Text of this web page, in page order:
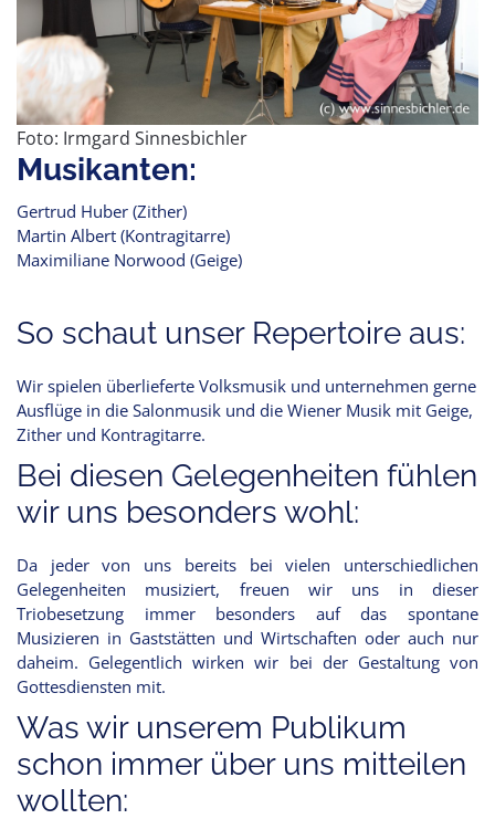
Foto: Irmgard Sinnesbichler
Musikanten:
Gertrud Huber (Zither)
Martin Albert (Kontragitarre)
Maximiliane Norwood (Geige)
So schaut unser Repertoire aus:
Wir spielen überlieferte Volksmusik und unternehmen gerne
Ausflüge in die Salonmusik und die Wiener Musik mit Geige,
Zither und Kontragitarre.
Bei diesen Gelegenheiten fühlen
wir uns besonders wohl:
Da jeder von uns bereits bei vielen unterschiedlichen
Gelegenheiten musiziert, freuen wir uns in dieser
Triobesetzung immer besonders auf das spontane
Musizieren in Gaststätten und Wirtschaften oder auch nur
daheim. Gelegentlich wirken wir bei der Gestaltung von
Gottesdiensten mit.
Was wir unserem Publikum
schon immer über uns mitteilen
wollten: